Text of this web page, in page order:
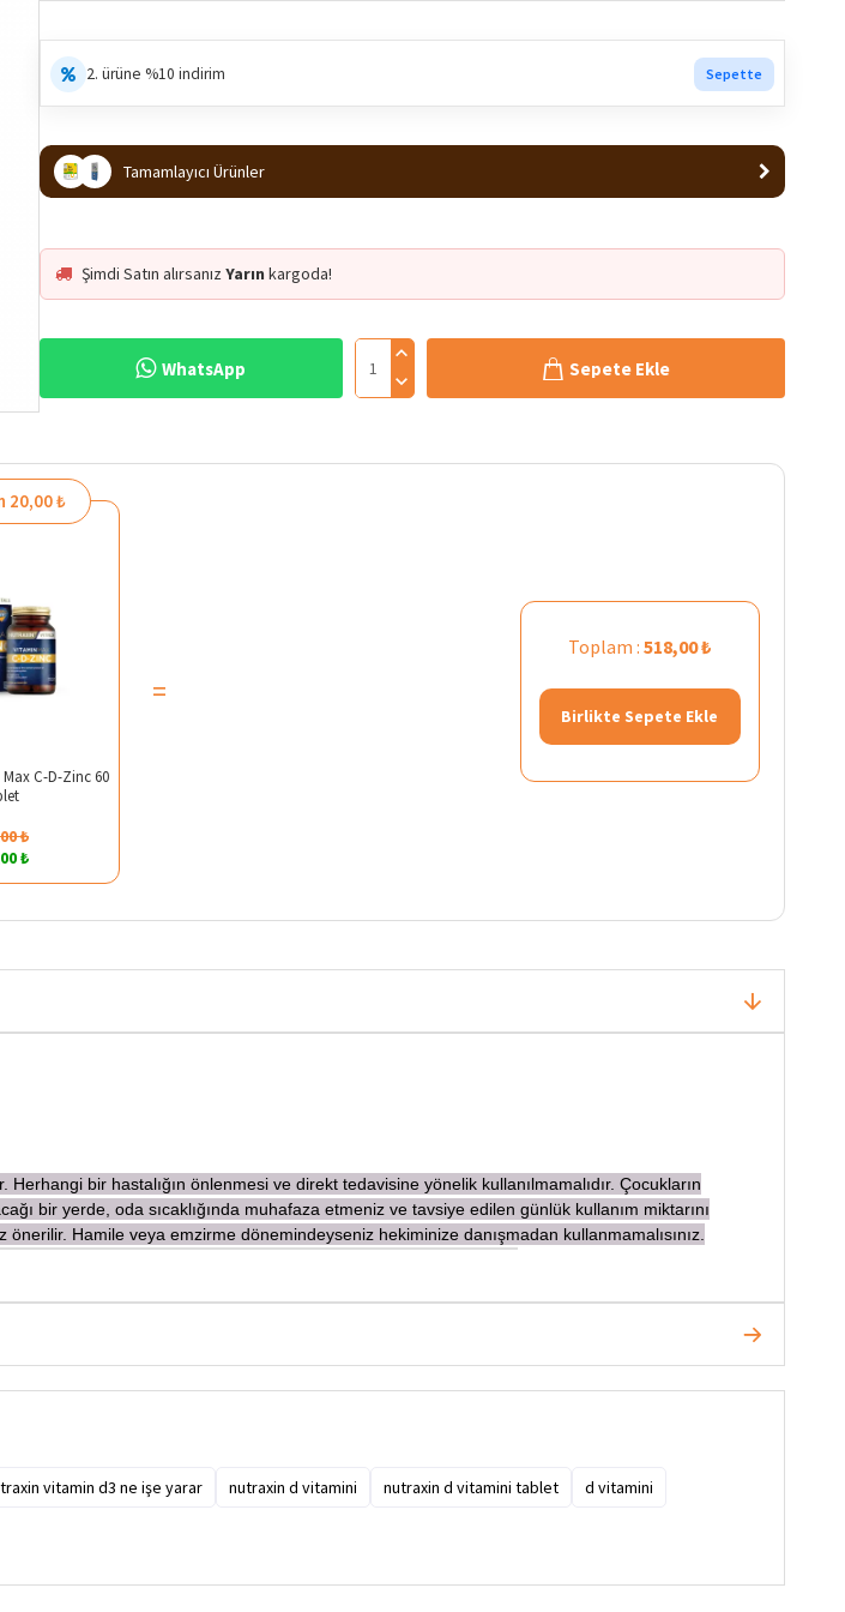
2. ürüne %10 indirim Sepette
Tamamlayıcı Ürünler
Şimdi Satın alırsanızYarın kargoda!
WhatsApp Sepete Ekle
20,00 ₺
C-D-Zinc 60
₺
₺
=
Toplam :518,00 ₺
Birlikte Sepete Ekle
Herhangi bir hastalığın önlenmesi ve direkt tedavisine yönelik kullanılmamalıdır. Çocukların
bir yerde, oda sıcaklığında muhafaza etmeniz ve tavsiye edilen günlük kullanım miktarını
önerilir. Hamile veya emzirme dönemindeyseniz hekiminize danışmadan kullanmamalısınız.
vitamin d3 ne işe yarar nutraxin d vitamini nutraxin d vitamini tablet
d vitamini